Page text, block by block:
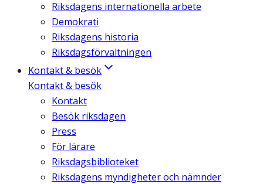
Riksdagens internationella arbete
Demokrati
Riksdagens historia
Riksdagsförvaltningen
Kontakt & besök
Kontakt & besök
Kontakt
Besök riksdagen
Press
För lärare
Riksdagsbiblioteket
Riksdagens myndigheter och nämnder